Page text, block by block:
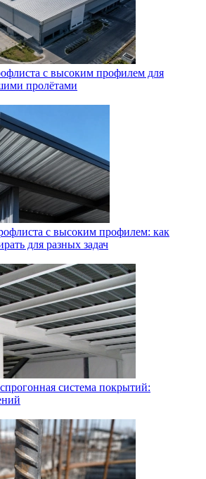
с высоким профилем для
пролётами
с высоким профилем: как
для разных задач
система покрытий: